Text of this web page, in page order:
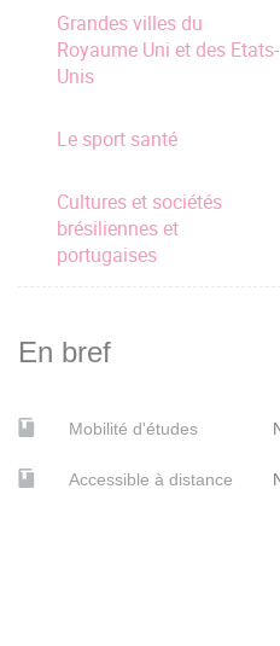
Grandes villes du
Royaume Uni et des Etats-
Unis
Le sport santé
Cultures et sociétés
brésiliennes et
portugaises
En bref
Mobilité d'études
Accessible à distance